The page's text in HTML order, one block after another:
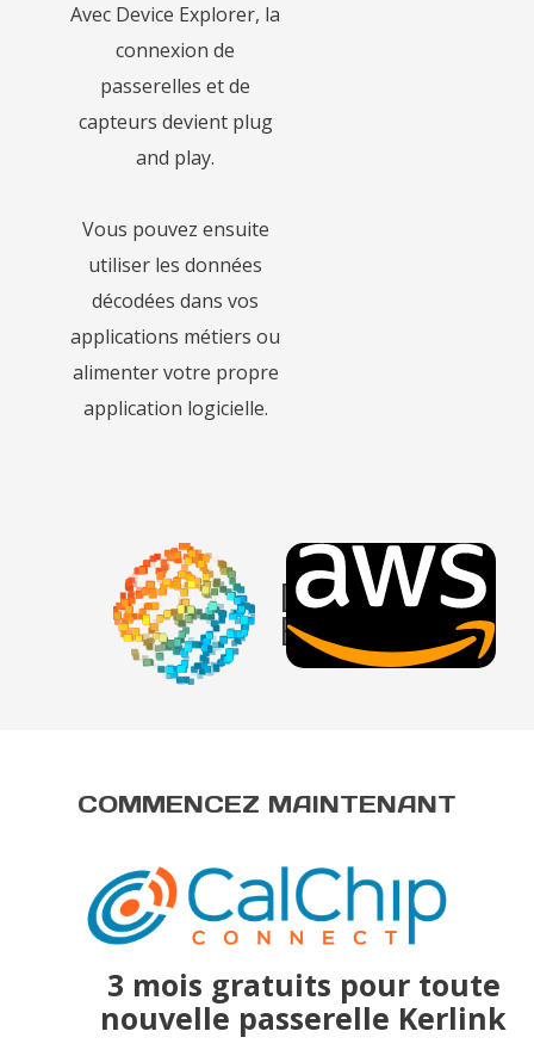
Avec Device Explorer, la
connexion de
passerelles et de
capteurs devient plug
and play.
Vous pouvez ensuite
utiliser les données
décodées dans vos
applications métiers ou
alimenter votre propre
application logicielle.
Device
Explorer
COMMENCEZ MAINTENANT
3 mois gratuits pour toute
nouvelle passerelle Kerlink